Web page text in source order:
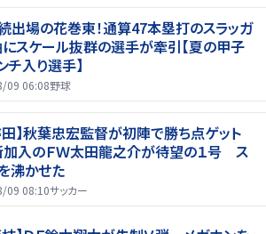
出場の花巻東！通算47本塁打のスラッガ
スケール抜群の選手が牽引【夏の甲子
チ入り選手】
09 06:08野球
田】秋葉忠宏監督が初陣で勝ち点ゲット
入のＦＷ太田龍之介が待望の１号 ス
沸かせた
09 08:10サッカー